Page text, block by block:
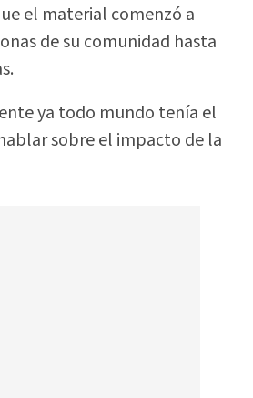
el material comenzó a
de su comunidad hasta
ya todo mundo tenía el
sobre el impacto de la